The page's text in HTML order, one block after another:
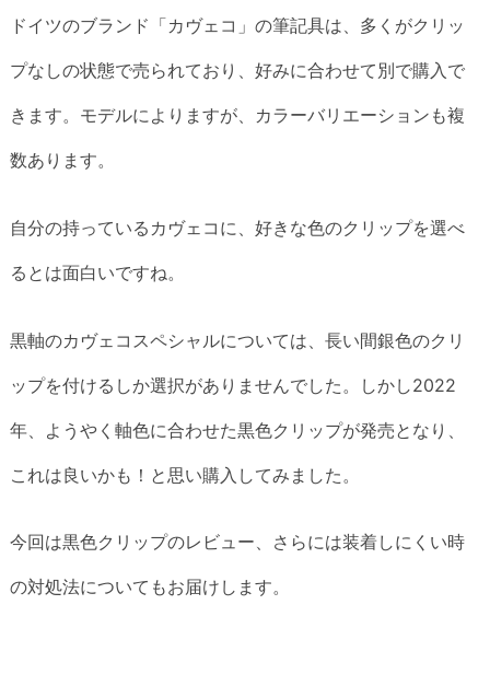
ドイツのブランド「カヴェコ」の筆記具は、多くがクリッ
プなしの状態で売られており、好みに合わせて別で購入で
きます。モデルによりますが、カラーバリエーションも複
数あります。
自分の持っているカヴェコに、好きな色のクリップを選べ
るとは面白いですね。
黒軸のカヴェコスペシャルについては、長い間銀色のクリ
ップを付けるしか選択がありませんでした。しかし2022
年、ようやく軸色に合わせた黒色クリップが発売となり、
これは良いかも！と思い購入してみました。
今回は黒色クリップのレビュー、さらには装着しにくい時
の対処法についてもお届けします。